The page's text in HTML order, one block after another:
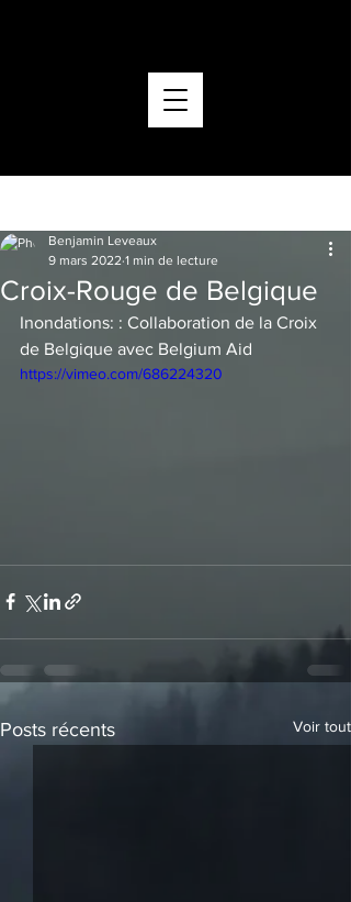
Croix-Rouge de Belgique
Benjamin Leveaux
9 mars 2022 1 min de lecture
Inondations: : Collaboration de la Croix
de Belgique avec Belgium Aid
https://vimeo.com/686224320
Posts récents Voir tout